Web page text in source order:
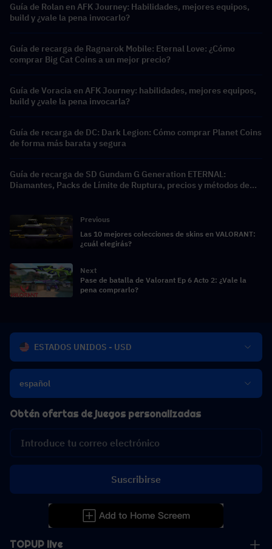
Guía de Rolan en AFK Journey: Habilidades, mejores equipos,
build y ¿vale la pena invocarlo?
Guía de recarga de Ragnarok Mobile: Eternal Love: ¿Cómo
comprar Big Cat Coins a un mejor precio?
Guía de Voracia en AFK Journey: habilidades, mejores equipos,
build y ¿vale la pena invocarla?
Guía de recarga de DC: Dark Legion: Cómo comprar Planet Coins
de forma más barata y segura
Guía de recarga de SD Gundam G Generation ETERNAL:
Diamantes, Packs de Límite de Ruptura, precios y métodos de
Previous
Las 10 mejores colecciones de skins en VALORANT:
¿cuál elegirás?
Next
Pase de batalla de Valorant Ep 6 Acto 2: ¿Vale la
pena comprarlo?
ESTADOS UNIDOS - USD
español
TOPUP live
Obtén ofertas de juegos personalizadas
Suscribirse